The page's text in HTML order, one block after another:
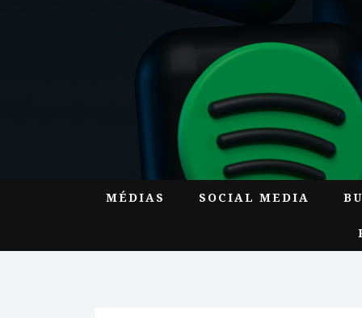
MÉDIAS SOCIAL MEDIA